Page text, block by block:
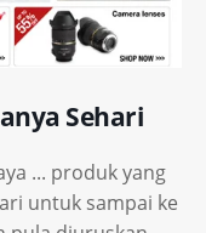
Sehari
... produk yang
untuk sampai ke